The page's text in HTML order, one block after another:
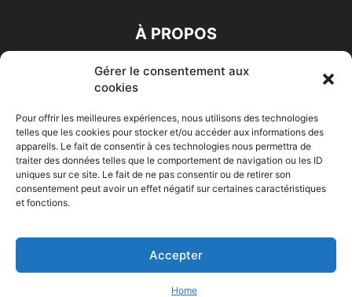
Gérer le consentement aux
cookies
Pour offrir les meilleures expériences, nous utilisons des technologies
telles que les cookies pour stocker et/ou accéder aux informations des
appareils. Le fait de consentir à ces technologies nous permettra de
traiter des données telles que le comportement de navigation ou les ID
uniques sur ce site. Le fait de ne pas consentir ou de retirer son
consentement peut avoir un effet négatif sur certaines caractéristiques
et fonctions.
Accepter
Home
À PROPOS
SUIVEZ NOUS
Accueil Economie Entreprises Entrepreneur Afrique
HIGH-TECH Auto-Moto
© Challenges.tn By AAKOM.DIGITAL